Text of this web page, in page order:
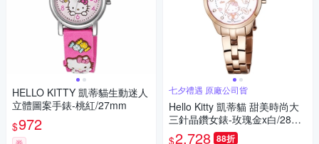
HELLO KITTY 凱蒂貓生動迷人
立體圖案手錶-桃紅/27mm
$972
七夕禮遇 原廠公司貨
Hello Kitty 凱蒂貓 甜美時尚大
三針晶鑽女錶-玫瑰金x白/28m
m LK707LRWS-V 七夕寵愛季
$2,728 88折